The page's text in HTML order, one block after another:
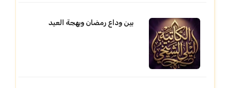
بين وداع رمضان وبهجة العيد